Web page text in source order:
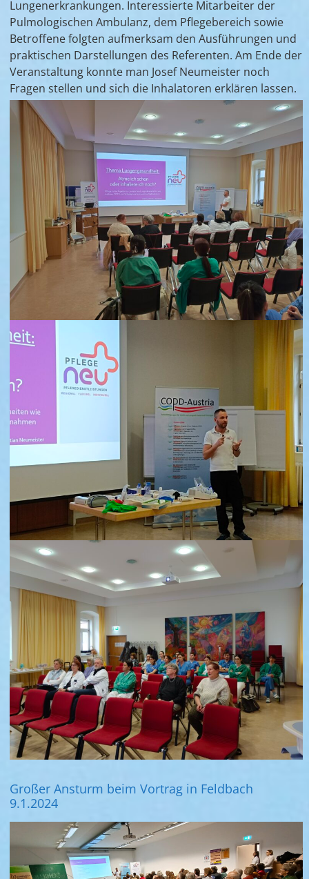
Lungenerkrankungen. Interessierte Mitarbeiter der
Pulmologischen Ambulanz, dem Pflegebereich sowie
Betroffene folgten aufmerksam den Ausführungen und
praktischen Darstellungen des Referenten. Am Ende der
Veranstaltung konnte man Josef Neumeister noch
Fragen stellen und sich die Inhalatoren erklären lassen.
Großer Ansturm beim Vortrag in Feldbach
9.1.2024